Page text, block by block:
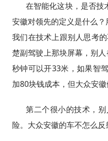
在智能化这块，是否技
安徽对领先的定义是什么？
我们在技术上跟别人思考
楚副驾驶上那块屏幕，别
秒钟可以开33米，如果智
加80块钱成本，但大众安徽
第二个很小的技术，
险。大众安徽的车不怎么反